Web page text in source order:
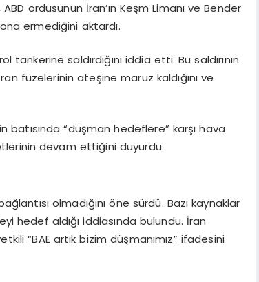
ordusunun İran’ın Keşm Limanı ve Bender
ermediğini aktardı.
saldırdığını iddia etti. Bu saldırının
füzelerinin ateşine maruz kaldığını ve
batısında “düşman hedeflere” karşı hava
devam ettiğini duyurdu.
olmadığını öne sürdü. Bazı kaynaklar
hedef aldığı iddiasında bulundu. İran
“BAE artık bizim düşmanımız” ifadesini